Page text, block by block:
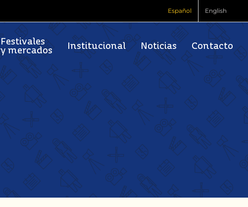
Español English
Festivales
y mercados
Institucional Noticias Contacto